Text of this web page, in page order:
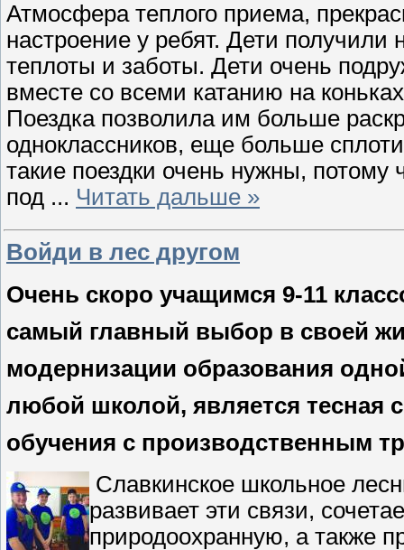
Атмосфера теплого приема,
настроение у ребят. Дети
теплоты и заботы. Дети очень
вместе со всеми катанию на
Поездка позволила им больше
одноклассников, еще больше
такие поездки очень нужны,
под ... Читать дальше »
Войди в лес другом
Очень скоро учащимся 9-11
самый главный выбор в своей
модернизации образования
любой школой, является тесная
обучения с производственным
Славкинское школьное
развивает эти связи,
природоохранную, а также